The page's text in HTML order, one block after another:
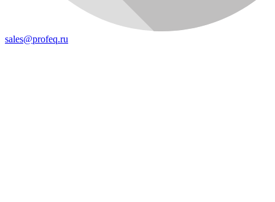
sales@profeq.ru